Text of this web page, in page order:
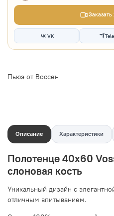
VK
Пьюэ от Воссен
Описание Характеристики
Полотенце 40х60
слоновая кость
Уникальный дизайн с
отличным впитыванием.